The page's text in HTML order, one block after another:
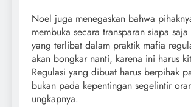
Noel juga menegaskan bahwa
membuka secara transparan siapa
yang terlibat dalam praktik mafia
akan bongkar nanti, karena ini harus
Regulasi yang dibuat harus berpihak
bukan pada kepentingan segelintir
ungkapnya.